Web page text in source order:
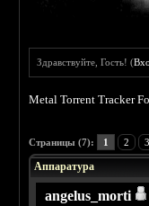
Здравствуйте, Гость! (
Metal Torrent Tracker
Страницы (7): 1 2 3
Аппаратура
angelus_morti